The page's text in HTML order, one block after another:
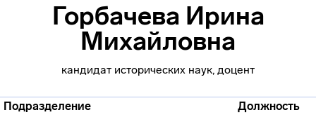
Горбачева Ирина
Михайловна
кандидат исторических наук, доцент
Подразделение
Должность